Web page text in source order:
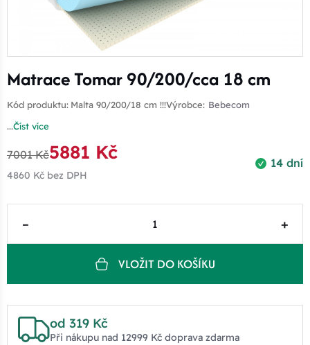
Matrace Tomar 90/200/cca 18 cm
Kód produktu: Malta 90/200/18 cm !!!Výrobce: Bebecom
...Číst více
14 dní
7001 Kč5881 Kč
4860 Kč bez DPH
– +
VLOŽIT DO KOŠÍKU
od 319 Kč
Při nákupu nad 12999 Kč doprava zdarma